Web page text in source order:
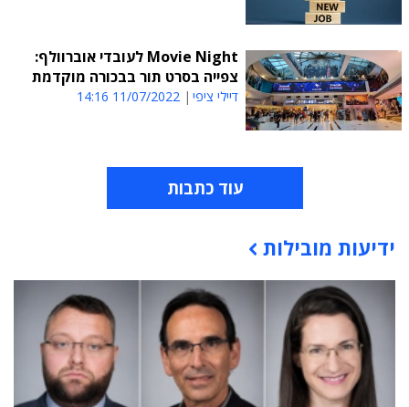
Movie Night לעובדי אוברוולף:
צפייה בסרט תור בבכורה מוקדמת
דיילי ציפי 11/07/2022 14:16
עוד כתבות
תוכן פרסומי
ידיעות מובילות